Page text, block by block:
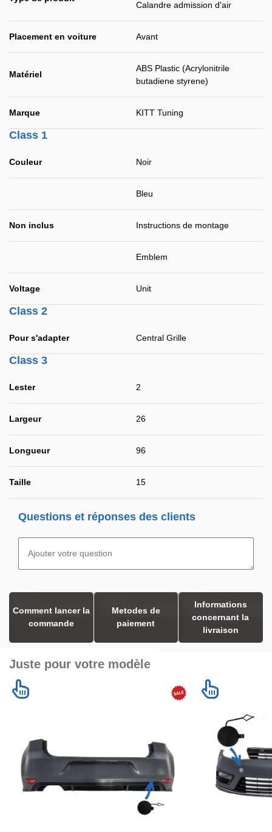
Calandre admission d'air
Placement en voiture Avant
Matériel
ABS Plastic (Acrylonitrile
butadiene styrene)
Marque KITT Tuning
Class 1
Couleur Noir
Bleu
Non inclus Instructions de montage
Emblem
Voltage Unit
Class 2
Pour s'adapter Central Grille
Class 3
Lester 2
Largeur 26
Longueur 96
Taille 15
Questions et réponses des clients
Comment lancer la
commande
Metodes de
paiement
Informations
concernant la
livraison
Juste pour votre modèle